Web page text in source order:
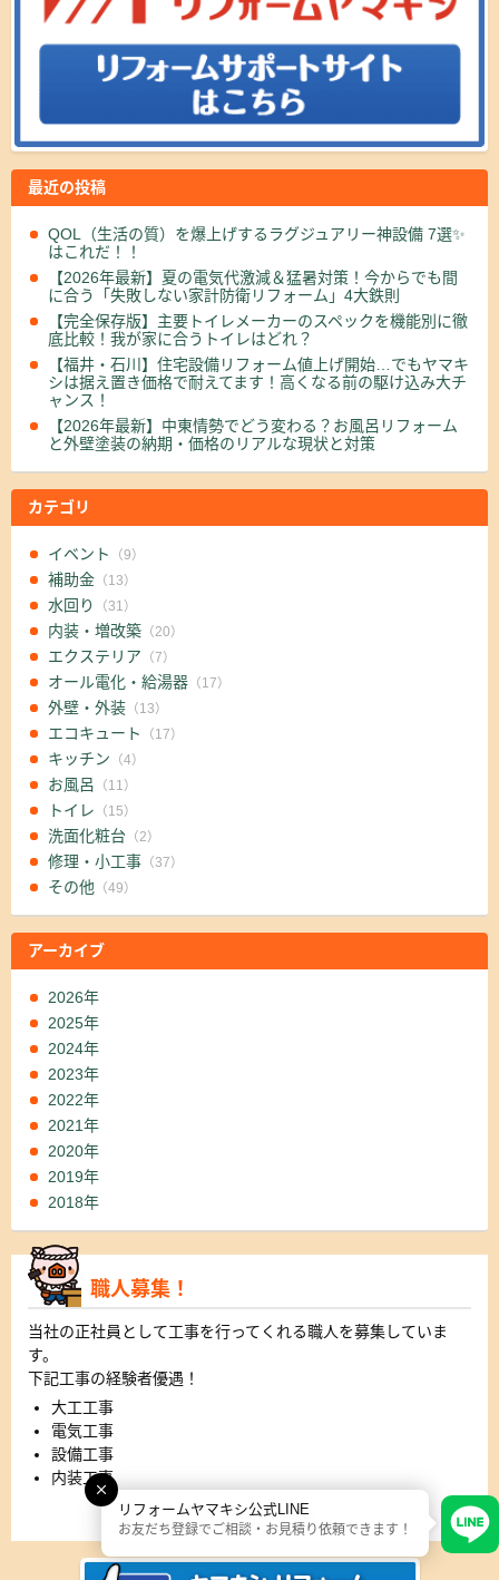
最近の投稿
QOL（生活の質）を爆上げするラグジュアリー神設備 7選✨
はこれだ！！
【2026年最新】夏の電気代激減＆猛暑対策！今からでも間
に合う「失敗しない家計防衛リフォーム」4大鉄則
【完全保存版】主要トイレメーカーのスペックを機能別に徹
底比較！我が家に合うトイレはどれ？
【福井・石川】住宅設備リフォーム値上げ開始…でもヤマキ
シは据え置き価格で耐えてます！高くなる前の駆け込み大チ
ャンス！
【2026年最新】中東情勢でどう変わる？お風呂リフォーム
と外壁塗装の納期・価格のリアルな現状と対策
カテゴリ
イベント （9）
補助金（13）
水回り （31）
内装・増改築（20）
エクステリア （7）
オール電化・給湯器（17）
外壁・外装（13）
エコキュート （17）
キッチン （4）
お風呂 （11）
トイレ （15）
洗面化粧台（2）
修理・小工事（37）
その他 （49）
アーカイブ
2026年
2025年
2024年
2023年
2022年
2021年
2020年
2019年
2018年
職人募集！
当社の正社員として工事を行ってくれる職人を募集していま
す。
下記工事の経験者優遇！
大工工事
電気工事
設備工事
内装工事
詳細はこちら
リフォームヤマキシ公式LINE
お友だち登録でご相談・お見積り依頼できます！